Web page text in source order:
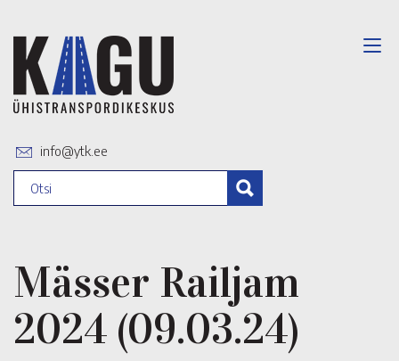
info@ytk.ee
Mässer Railjam
2024 (09.03.24)